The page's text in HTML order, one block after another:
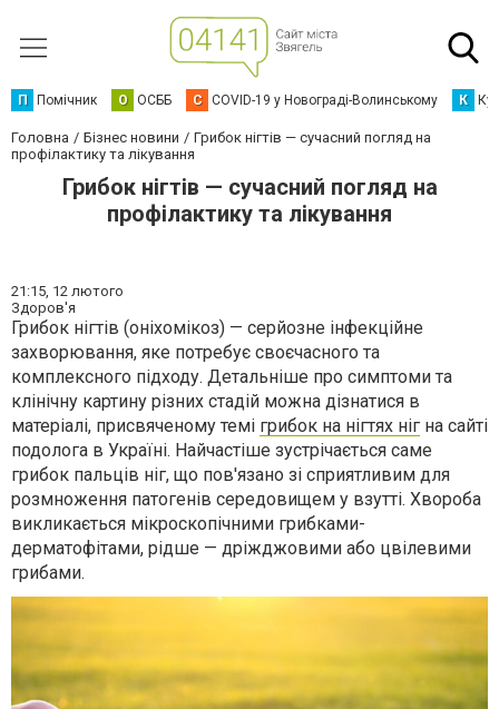
П Помічник О ОСББ C COVID-19 у Новограді-Волинському К
Головна Бізнес новини
Грибок нігтів — сучасний погляд на
профілактику та лікування
Грибок нігтів — сучасний погляд на
профілактику та лікування
21:15, 12 лютого
Здоров'я
Грибок нігтів (оніхомікоз) — серйозне інфекційне
захворювання, яке потребує своєчасного та
комплексного підходу. Детальніше про симптоми та
клінічну картину різних стадій можна дізнатися в
матеріалі, присвяченому темі грибок на нігтях ніг на сайті
подолога в Україні. Найчастіше зустрічається саме
грибок пальців ніг, що пов'язано зі сприятливим для
розмноження патогенів середовищем у взутті. Хвороба
викликається мікроскопічними грибками-
дерматофітами, рідше — дріжджовими або цвілевими
грибами.